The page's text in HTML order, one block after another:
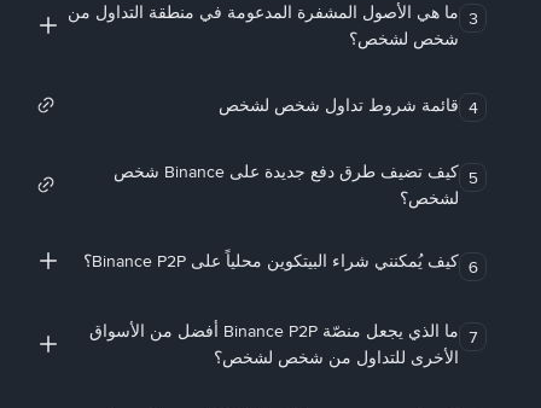
3 ما هي الأصول المشفرة المدعومة في منطقة التداول من
شخص لشخص؟
4 قائمة شروط تداول شخص لشخص
5
كيف تضيف طرق دفع جديدة على Binance شخص
لشخص؟
6 كيف يُمكنني شراء البيتكوين محلياً على Binance P2P؟
7
ما الذي يجعل منصّة Binance P2P أفضل من الأسواق
الأخرى للتداول من شخص لشخص؟